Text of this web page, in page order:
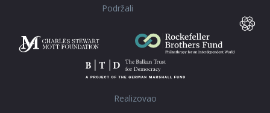
Podržali
Realizovao